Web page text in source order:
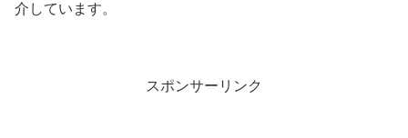
介しています。
スポンサーリンク